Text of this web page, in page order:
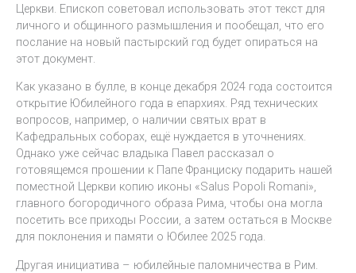
Церкви. Епископ советовал использовать этот текст для
личного и общинного размышления и пообещал, что его
послание на новый пастырский год будет опираться на
этот документ.
Как указано в булле, в конце декабря 2024 года состоится
открытие Юбилейного года в епархиях. Ряд технических
вопросов, например, о наличии святых врат в
Кафедральных соборах, ещё нуждается в уточнениях.
Однако уже сейчас владыка Павел рассказал о
готовящемся прошении к Папе Франциску подарить нашей
поместной Церкви копию иконы «Salus Popoli Romani»,
главного богородичного образа Рима, чтобы она могла
посетить все приходы России, а затем остаться в Москве
для поклонения и памяти о Юбилее 2025 года.
Другая инициатива – юбилейные паломничества в Рим.